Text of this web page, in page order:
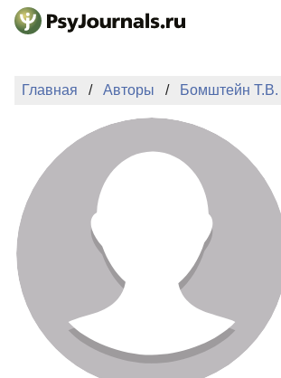
Перейти к основному содержанию
НОВОСТИ
АВТОРЫ
ПОДАТЬ РУКОПИСЬ
БАЗА ЗНАНИЙ
КЛЮЧЕВЫЕ СЛОВА
Регистрация
Главная Авторы Бомштейн Т.В.